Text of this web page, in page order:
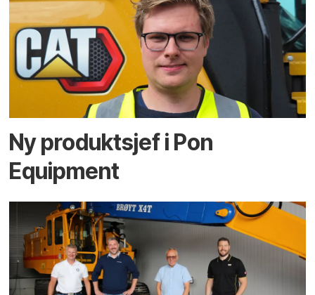
Ny produktsjef i Pon
Equipment